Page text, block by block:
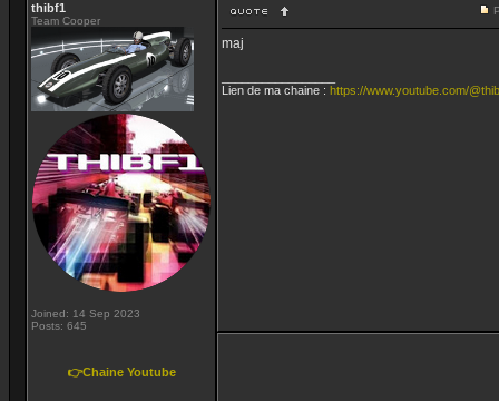
thibf1
Team Cooper
Joined: 14 Sep 2023
Posts: 645
👉Chaine Youtube
maj
Lien de ma chaine : https://www.youtube.com/